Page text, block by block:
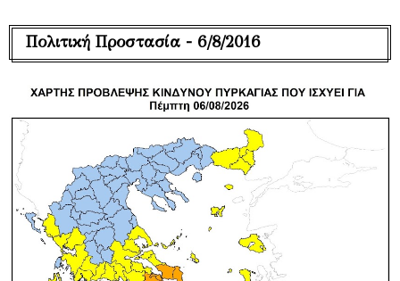
Πολιτική Προστασία - 6/8/2016